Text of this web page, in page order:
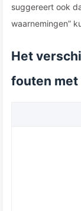
suggereert ook
waarnemingen”
Het
fouten